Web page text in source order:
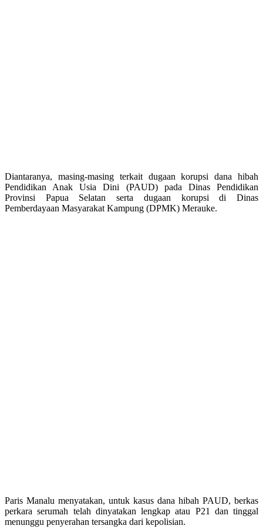
Diantaranya, masing-masing terkait dugaan korupsi dana hibah
Pendidikan Anak Usia Dini (PAUD) pada Dinas Pendidikan
Provinsi Papua Selatan serta dugaan korupsi di Dinas
Pemberdayaan Masyarakat Kampung (DPMK) Merauke.
Paris Manalu menyatakan, untuk kasus dana hibah PAUD, berkas
perkara serumah telah dinyatakan lengkap atau P21 dan tinggal
menunggu penyerahan tersangka dari kepolisian.